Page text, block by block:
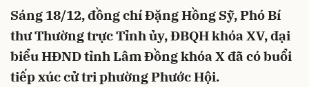
Sáng 18/12, đồng chí Đặng Hồng Sỹ, Phó Bí
thư Thường trực Tỉnh ủy, ĐBQH khóa XV, đại
biểu HĐND tỉnh Lâm Đồng khóa X đã có buổi
tiếp xúc cử tri phường Phước Hội.
Hủy Gửi